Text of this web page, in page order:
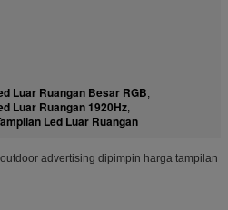
Luar Ruangan Besar RGB,
Luar Ruangan 1920Hz,
Led Luar Ruangan
advertising dipimpin harga tampilan